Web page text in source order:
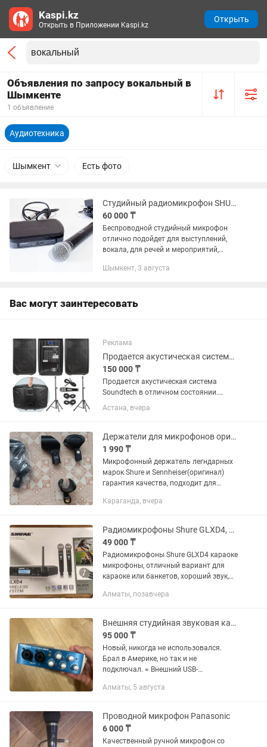
Объявления по запросу вокальный в
Шымкенте
1 объявление
Аудиотехника
Шымкент Есть фото
Студийный радиомикрофон SHURE PG24/PG58 R10
60 000 ₸
Беспроводной студийный микрофон
отлично подойдет для выступлений,
вокала, для речей и мероприятий,
бренда Shure гарантирована. Гарантия
Шымкент, 3 августа
Вас могут заинтересовать
Реклама
Продается акустическая система Soundtech
150 000 ₸
Продается акустическая система
Soundtech в отличном состоянии.
Почти как новое, пользовались пару
раз на мероприятие, в комплекте идет
микрофон, стойка. Легко...
Астана, вчера
Держатели для микрофонов оригинал качество 100%
1 990 ₸
Микрофонный держатель легндарных
марок Shure и Sennheiser(оригинал)
гарантия качества, подходит для
же ручных микрофонов.
Караганда, вчера
Радиомикрофоны Shure GLXD4, караоке микрофоны
49 000 ₸
Радиомикрофоны Shure GLXD4 караоке
микрофоны, отличный вариант для
караоке или банкетов, хороший звук,
батарейках
Алматы, позавчера
Внешняя студийная звуковая карта PreSonus AudioBox USB 96
95 000 ₸
Новый, никогда не использовался.
Брал в Америке, но так и не
подключал. = Внешний USB-
кГц. 2 микрофонных/
Combo Jack/XLR с...
Алматы, 5 августа
Проводной микрофон Panasonic
6 000 ₸
Качественный ручной микрофон со
Kaspi.kz
Открыть в Приложении Kaspi.kz
Открыть